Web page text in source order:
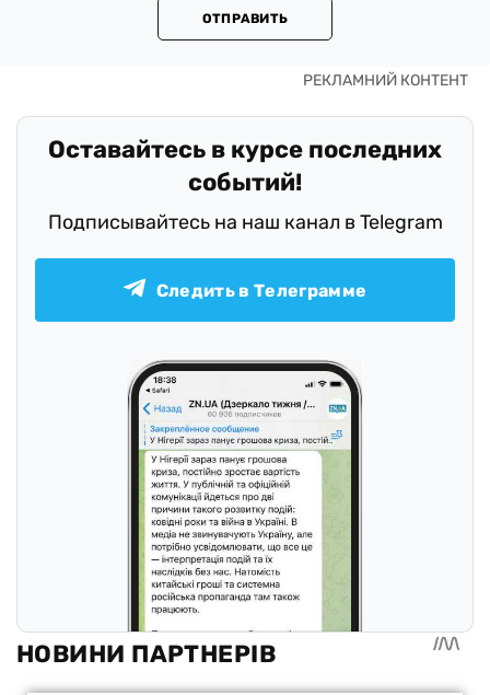
ОТПРАВИТЬ
Оставайтесь в курсе последних
событий!
Подписывайтесь на наш канал в Telegram
Следить в Телеграмме